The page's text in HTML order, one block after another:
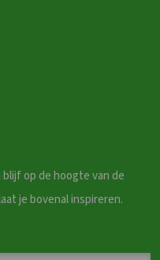
op de hoogte van de
je bovenal inspireren.